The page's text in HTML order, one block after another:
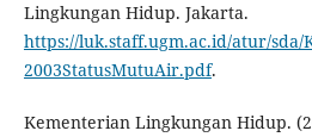
Lingkungan Hidup. Jakarta.
https://luk.staff.ugm.ac.id/atur/sda/
2003StatusMutuAir.pdf.
Kementerian Lingkungan Hidup.